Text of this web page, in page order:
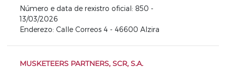
Número e data de rexistro oficial: 850 -
13/03/2026
Enderezo: Calle Correos 4 - 46600 Alzira
MUSKETEERS PARTNERS, SCR, S.A.